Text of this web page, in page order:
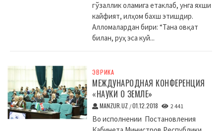
гўзаллик оламига етаклаб, унга яхши
кайфият, илҳом бахш этишдир.
Алломалардан бири: “Тана овқат
билан, руҳ эса куй...
ЭВРИКА
МЕЖДУНАРОДНАЯ КОНФЕРЕНЦИЯ
«НАУКИ О ЗЕМЛЕ»
MANZUR.UZ /01.12.2018 2 441
Во исполнении Постановления